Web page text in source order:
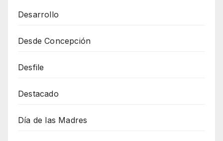
Desarrollo
Desde Concepción
Desfile
Destacado
Día de las Madres